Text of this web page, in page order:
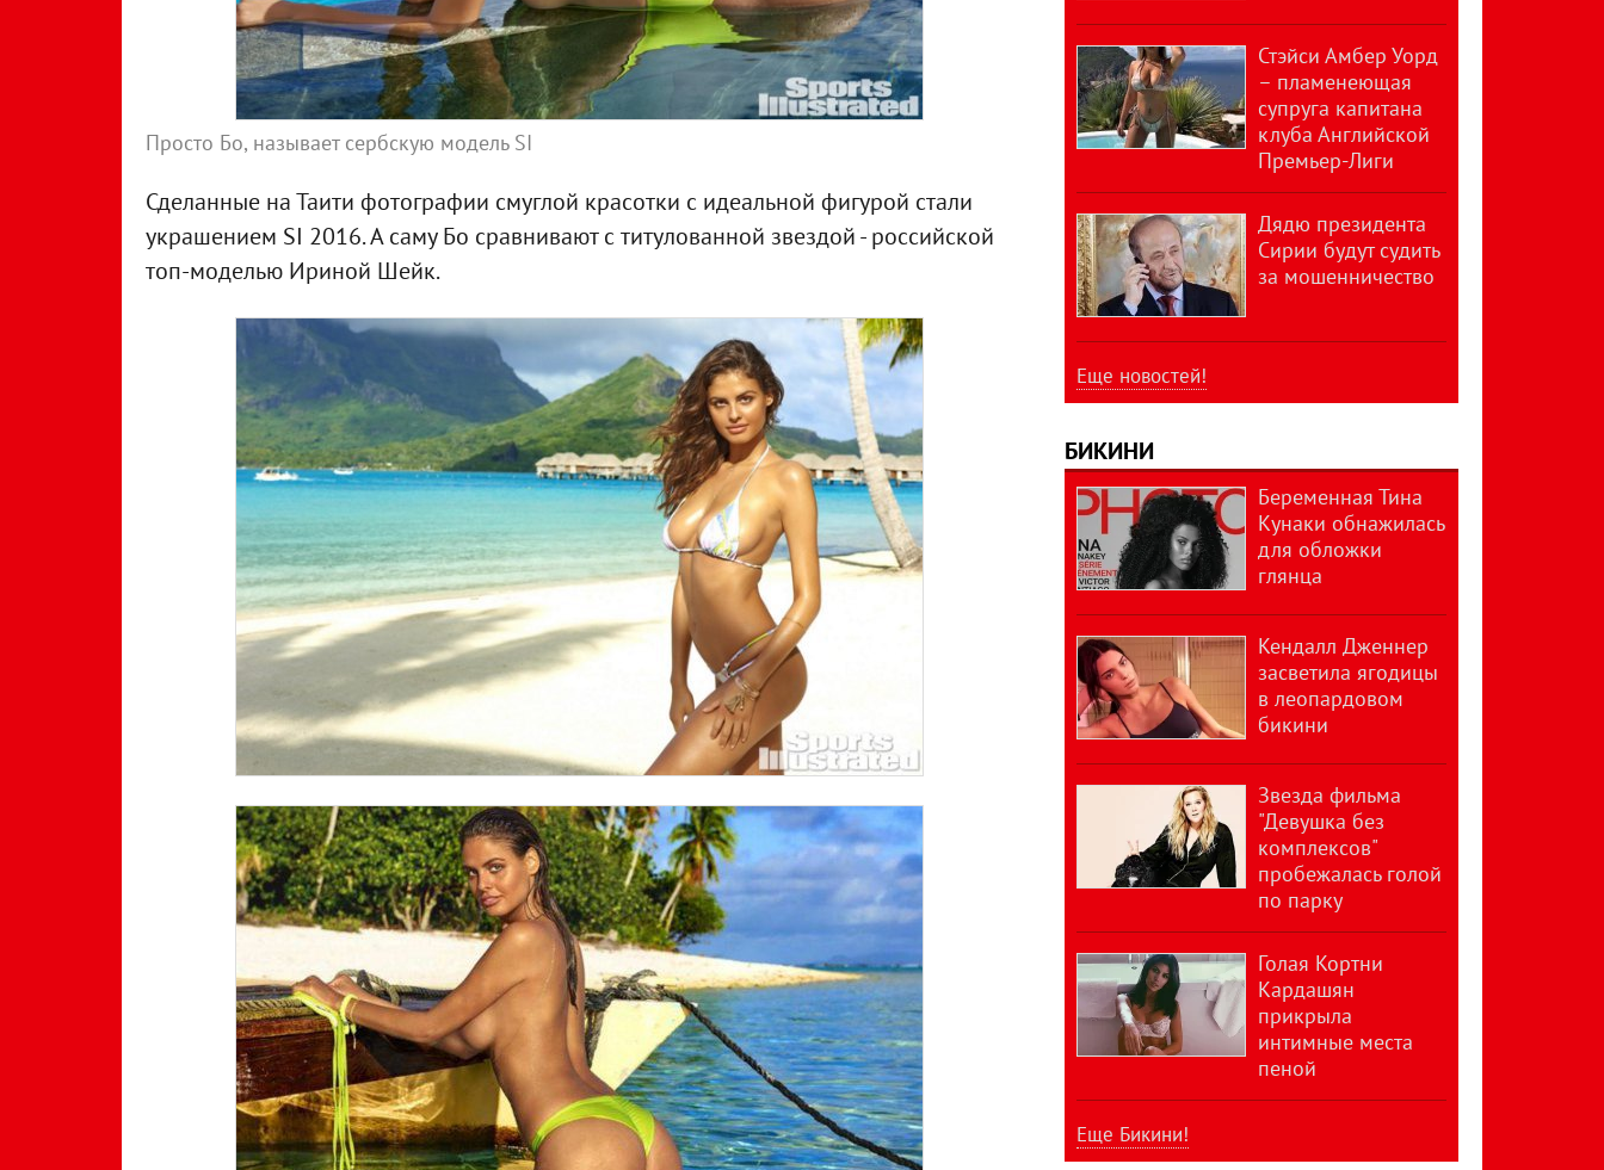
Просто Бо, называет сербскую модель SI
Сделанные на Таити фотографии смуглой красотки с идеальной фигурой стали
украшением SI 2016. А саму Бо сравнивают с титулованной звездой - российской
топ-моделью Ириной Шейк.
Стэйси Амбер Уорд
– пламенеющая
супруга капитана
клуба Английской
Премьер-Лиги
Дядю президента
Сирии будут судить
за мошенничество
Еще новостей!
БИКИНИ
Беременная Тина
Кунаки обнажилась
для обложки
глянца
Кендалл Дженнер
засветила ягодицы
в леопардовом
бикини
Звезда фильма
"Девушка без
комплексов"
пробежалась голой
по парку
Голая Кортни
Кардашян
прикрыла
интимные места
пеной
Еще Бикини!